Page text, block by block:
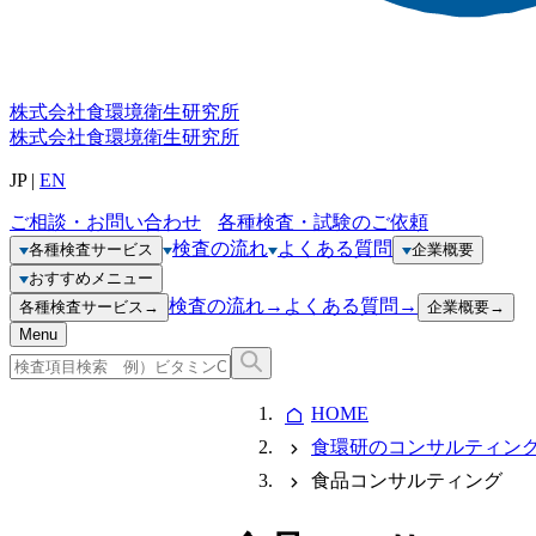
株式会社食環境衛生研究所
株式会社食環境衛生研究所
JP| EN
ご相談・お問い合わせ 各種検査・試験のご依頼
各種検査サービス 検査の流れ よくある質問
企業概要
おすすめメニュー
各種検査サービス → 検査の流れ→ よくある質問 → 企業概要→
Menu
HOME
食環研のコンサルティン
食品コンサルティング